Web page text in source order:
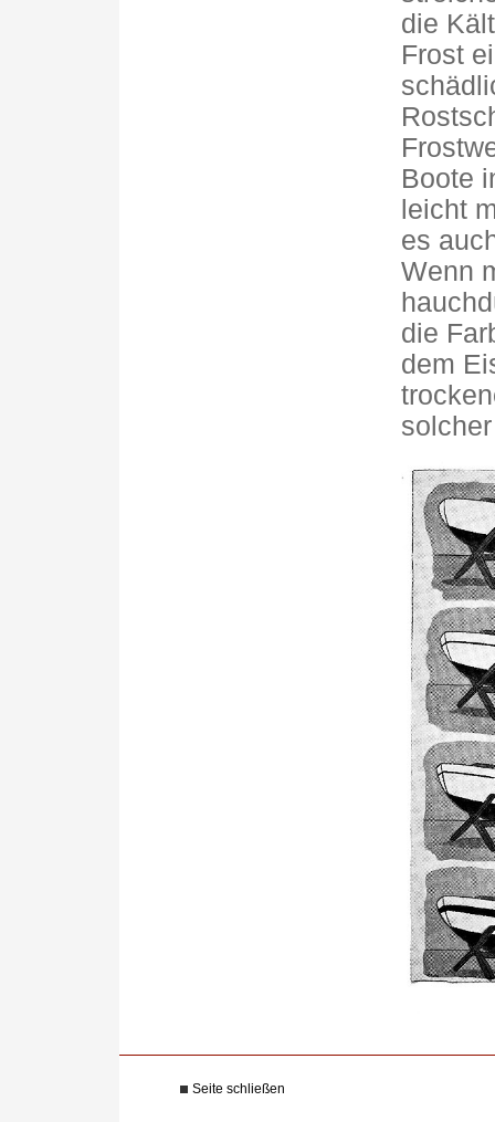
die
Frost
Boote
leicht
es
Wenn
die
dem
Seite schließen